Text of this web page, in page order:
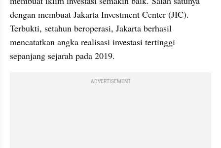
dengan membuat Jakarta Investment Center (JIC).
Terbukti, setahun beroperasi, Jakarta berhasil
mencatatkan angka realisasi investasi tertinggi
sepanjang sejarah pada 2019.
ADVERTISEMENT